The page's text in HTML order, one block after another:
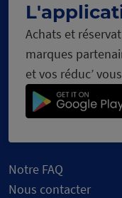
Achats et
marques
et vos réduc’
Notre FAQ
Nous contacter